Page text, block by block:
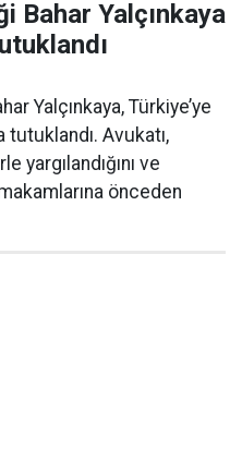
Bahar Yalçınkaya
Yalçınkaya, Türkiye’ye
Avukatı,
yargılandığını ve
önceden